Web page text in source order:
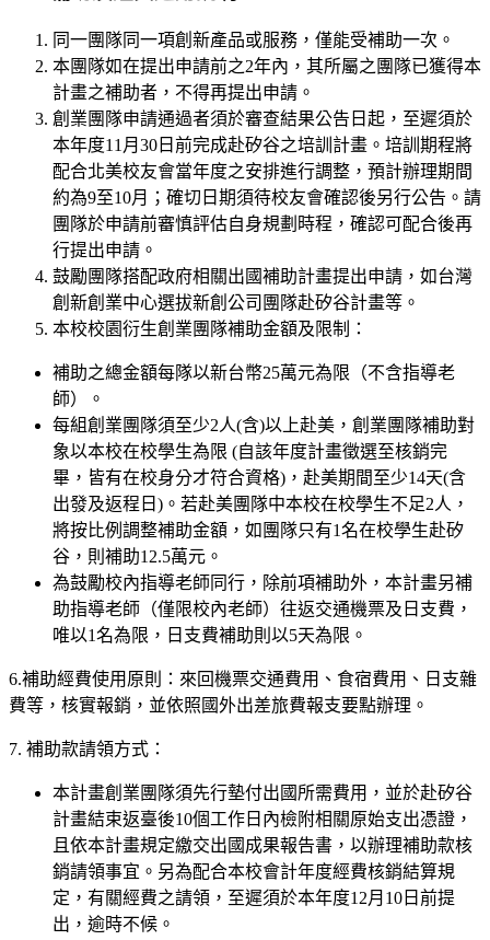
同一團隊同一項創新產品或服務，僅能受補助一次。
本團隊如在提出申請前之2年內，其所屬之團隊已獲得本
計畫之補助者，不得再提出申請。
創業團隊申請通過者須於審查結果公告日起，至遲須於
本年度11月30日前完成赴矽谷之培訓計畫。培訓期程將
配合北美校友會當年度之安排進行調整，預計辦理期間
約為9至10月；確切日期須待校友會確認後另行公告。請
團隊於申請前審慎評估自身規劃時程，確認可配合後再
行提出申請。
鼓勵團隊搭配政府相關出國補助計畫提出申請，如台灣
創新創業中心選拔新創公司團隊赴矽谷計畫等。
本校校園衍生創業團隊補助金額及限制：
補助之總金額每隊以新台幣25萬元為限（不含指導老
師）。
每組創業團隊須至少2人(含)以上赴美，創業團隊補助對
象以本校在校學生為限 (自該年度計畫徵選至核銷完
畢，皆有在校身分才符合資格)，赴美期間至少14天(含
出發及返程日)。若赴美團隊中本校在校學生不足2人，
將按比例調整補助金額，如團隊只有1名在校學生赴矽
谷，則補助12.5萬元。
為鼓勵校內指導老師同行，除前項補助外，本計畫另補
助指導老師（僅限校內老師）往返交通機票及日支費，
唯以1名為限，日支費補助則以5天為限。
6.補助經費使用原則：來回機票交通費用、食宿費用、日支雜
費等，核實報銷，並依照國外出差旅費報支要點辦理。
7. 補助款請領方式：
本計畫創業團隊須先行墊付出國所需費用，並於赴矽谷
計畫結束返臺後10個工作日內檢附相關原始支出憑證，
且依本計畫規定繳交出國成果報告書，以辦理補助款核
銷請領事宜。另為配合本校會計年度經費核銷結算規
定，有關經費之請領，至遲須於本年度12月10日前提
出，逾時不候。